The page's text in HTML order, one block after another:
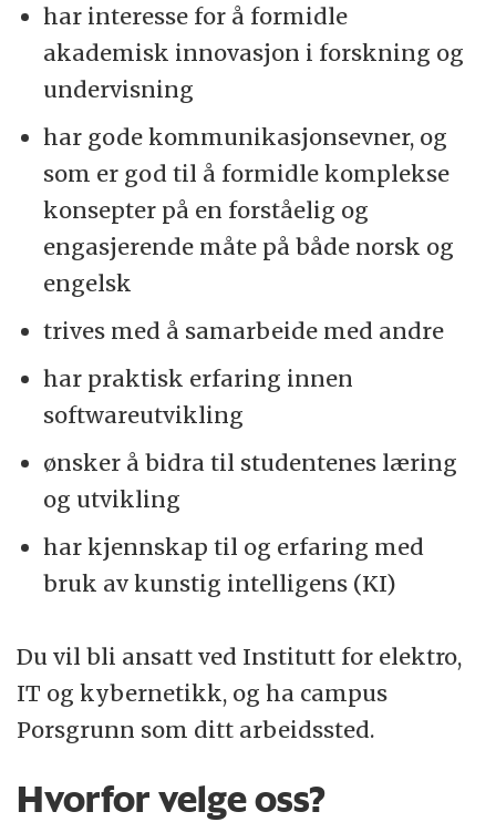
Gjennom de offisielle kanalene – og
gjennom et nettverk av kunnskapsrike og
rause kollegaer som kan mye om mangt.
USN er resultatet av fusjoner mellom
tidligere høyskoler. Høyskolen i Sørøst-
Norge ble dannet 1. januar 2016 da
Høyskolen i Buskerud og Vestfold
fusjonerte med Høyskolen i Telemark.
Høyskolen fikk universitetsstatus i 2018.
Rektoren vår heter Pia Cecilie Bing-Jonsson.
Les mer om hvordan det er å jobbe på
Universitetet i Sørøst-Norge.
har interesse for å formidle
akademisk innovasjon i forskning og
undervisning
har gode kommunikasjonsevner, og
som er god til å formidle komplekse
konsepter på en forståelig og
engasjerende måte på både norsk og
engelsk
trives med å samarbeide med andre
har praktisk erfaring innen
softwareutvikling
ønsker å bidra til studentenes læring
og utvikling
har kjennskap til og erfaring med
bruk av kunstig intelligens (KI)
Du vil bli ansatt ved Institutt for elektro,
IT og kybernetikk, og ha campus
Porsgrunn som ditt arbeidssted.
Hvorfor velge oss?